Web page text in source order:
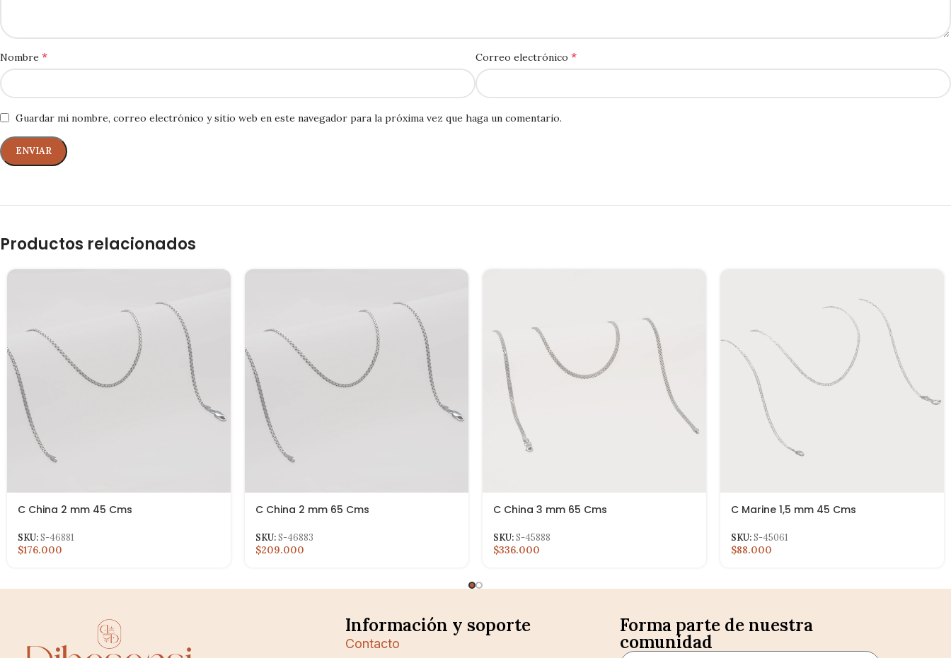
Nombre * Correo electrónico *
Guardar mi nombre, correo electrónico y sitio web en este navegador para la próxima vez que haga un comentario.
Productos relacionados
C China 2 mm 45 Cms
SKU:S-46881
$176.000
C China 2 mm 65 Cms
SKU:S-46883
$209.000
C China 3 mm 65 Cms
SKU:S-45888
$336.000
C Marine 1,5 mm 45 Cms
SKU:S-45061
$88.000
Información y soporte
Contacto
Forma parte de nuestra
comunidad